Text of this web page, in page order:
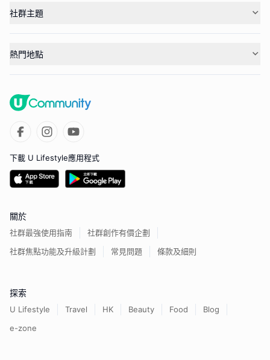
社群主題
熱門地點
下載 U Lifestyle應用程式
關於
社群最強使用指南
社群創作有價企劃
社群焦點功能及升級計劃
常見問題 條款及細則
探索
U Lifestyle Travel HK Beauty Food
Blog
e-zone